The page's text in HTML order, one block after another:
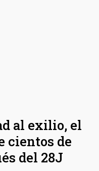
al exilio, el
cientos de
del 28J